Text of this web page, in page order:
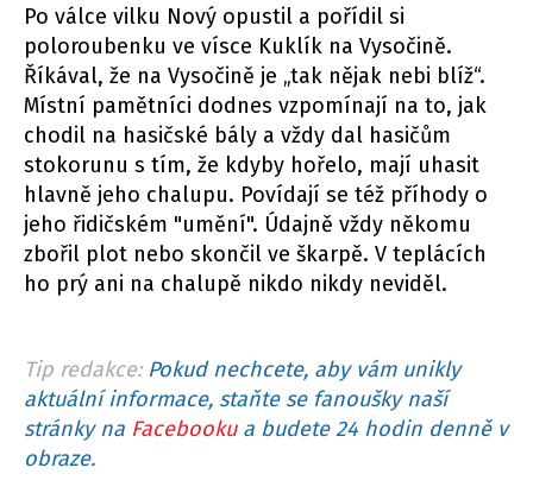
Po válce vilku Nový opustil a pořídil si
poloroubenku ve vísce Kuklík na Vysočině.
Říkával, že na Vysočině je „tak nějak nebi blíž“.
Místní pamětníci dodnes vzpomínají na to, jak
chodil na hasičské bály a vždy dal hasičům
stokorunu s tím, že kdyby hořelo, mají uhasit
hlavně jeho chalupu. Povídají se též příhody o
jeho řidičském "umění". Údajně vždy někomu
zbořil plot nebo skončil ve škarpě. V teplácích
ho prý ani na chalupě nikdo nikdy neviděl.
Tip redakce: Pokud nechcete, aby vám unikly
aktuální informace, staňte se fanoušky naší
stránky na Facebookua budete 24 hodin denně v
obraze.